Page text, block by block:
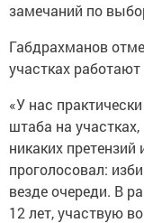
замечаний по
Габдрахманов
участках
«У нас
штаба на
никаких
проголосовал:
везде очереди. В
12 лет, участвую